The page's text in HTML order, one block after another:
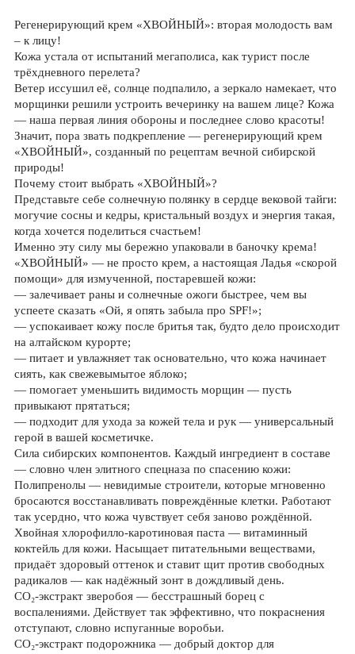
Регенерирующий крем «ХВОЙНЫЙ»: вторая молодость вам
– к лицу!
Кожа устала от испытаний мегаполиса, как турист после
трёхдневного перелета?
Ветер иссушил её, солнце подпалило, а зеркало намекает, что
морщинки решили устроить вечеринку на вашем лице? Кожа
— наша первая линия обороны и последнее слово красоты!
Значит, пора звать подкрепление — регенерирующий крем
«ХВОЙНЫЙ», созданный по рецептам вечной сибирской
природы!
Почему стоит выбрать «ХВОЙНЫЙ»?
Представьте себе солнечную полянку в сердце вековой тайги:
могучие сосны и кедры, кристальный воздух и энергия такая,
когда хочется поделиться счастьем!
Именно эту силу мы бережно упаковали в баночку крема!
«ХВОЙНЫЙ» — не просто крем, а настоящая Ладья «скорой
помощи» для измученной, постаревшей кожи:
— залечивает раны и солнечные ожоги быстрее, чем вы
успеете сказать «Ой, я опять забыла про SPF!»;
— успокаивает кожу после бритья так, будто дело происходит
на алтайском курорте;
— питает и увлажняет так основательно, что кожа начинает
сиять, как свежевымытое яблоко;
— помогает уменьшить видимость морщин — пусть
привыкают прятаться;
— подходит для ухода за кожей тела и рук — универсальный
герой в вашей косметичке.
Сила сибирских компонентов. Каждый ингредиент в составе
— словно член элитного спецназа по спасению кожи:
Полипренолы — невидимые строители, которые мгновенно
бросаются восстанавливать повреждённые клетки. Работают
так усердно, что кожа чувствует себя заново рождённой.
Хвойная хлорофилло‑каротиновая паста — витаминный
коктейль для кожи. Насыщает питательными веществами,
придаёт здоровый оттенок и ставит щит против свободных
радикалов — как надёжный зонт в дождливый день.
СО₂‑экстракт зверобоя — бесстрашный борец с
воспалениями. Действует так эффективно, что покраснения
отступают, словно испуганные воробьи.
СО₂‑экстракт подорожника — добрый доктор для